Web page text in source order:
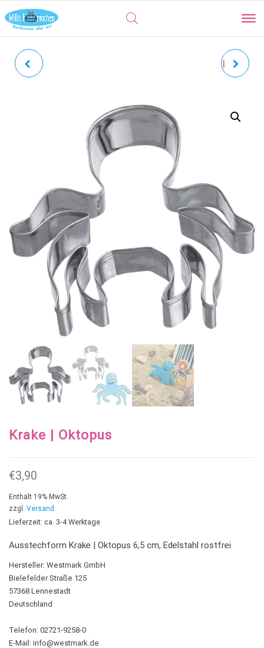
GEWELLTES QUADRAT |
AUSSTECHER 3ER SET
Krake | Oktopus
€3,90
Enthält 19% MwSt.
zzgl. Versand
Lieferzeit: ca. 3-4 Werktage
Ausstechform Krake | Oktopus 6,5 cm, Edelstahl rostfrei
Hersteller: Westmark GmbH
Bielefelder Straße 125
57368 Lennestadt
Deutschland
Telefon: 02721-9258-0
E-Mail: info@westmark.de